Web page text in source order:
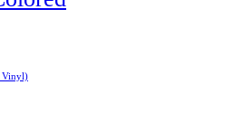
Vinyl)